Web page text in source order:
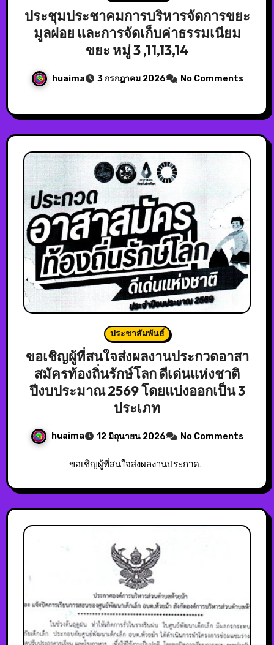
ประชุมประชาคมการบริหารจัดการขยะ
มูลฝอย และการจัดเก็บค่าธรรมเนียม
ขยะ หมู่ 3 ,11,13,14
huaima 3 กรกฎาคม 2026 No Comments
ประชาสัมพันธ์
ขอเชิญผู้ที่สนใจส่งผลงานประกวดอาสา
สมัครท้องถิ่นรักษ์โลก ดีเด่นแห่งชาติ
ปีงบประมาณ 2569 โดยแบ่งออกเป็น 3
ประเภท
huaima 12 มิถุนายน 2026 No Comments
ขอเชิญผู้ที่สนใจส่งผลงานประกวด…